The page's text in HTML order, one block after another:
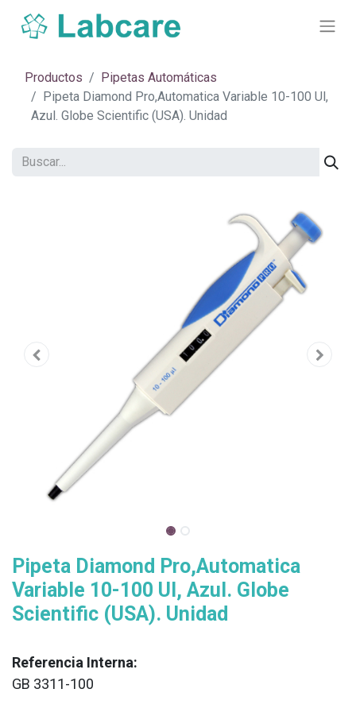
Productos
Pipetas Automáticas
Pipeta Diamond Pro,Automatica Variable 10-100 Ul,
Azul. Globe Scientific (USA). Unidad
Pipeta Diamond Pro,Automatica
Variable 10-100 Ul, Azul. Globe
Scientific (USA). Unidad
Referencia Interna:
GB 3311-100